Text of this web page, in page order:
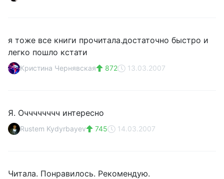
я тоже все книги прочитала.достаточно быстро и
легко пошло кстати
Кристина Чернявская 872 13.03.2007
Я. Очччччччч интересно
Rustem Kydyrbayev 745 14.03.2007
Читала. Понравилось. Рекомендую.